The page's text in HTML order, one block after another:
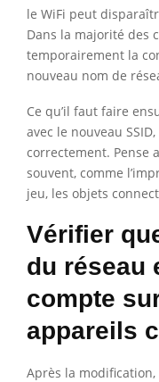
le WiFi peut
Dans la majorité des
temporairement la
nouveau nom de
Ce qu’il faut faire
avec le nouveau
correctement. Pense
souvent, comme
jeu, les objets
Vérifier
du réseau
compte
appareils
Après la